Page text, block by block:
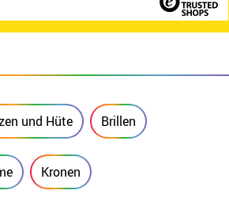
und Hüte Brillen
Kronen